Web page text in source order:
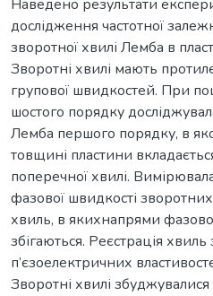
Наведено результати
дослідження частотної
зворотної хвилі Лемба в
Зворотні хвилі мають
групової швидкостей. При
шостого порядку
Лемба першого порядку, в
товщині пластини
поперечної хвилі.
фазової швидкості
хвиль, в якихнапрями
збігаються. Реєстрація
п’єзоелектричних
Зворотні хвилі